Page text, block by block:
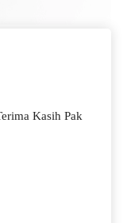
Kasih Pak